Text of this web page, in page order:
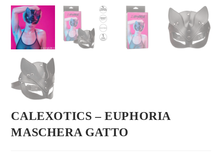
CALEXOTICS – EUPHORIA
MASCHERA GATTO